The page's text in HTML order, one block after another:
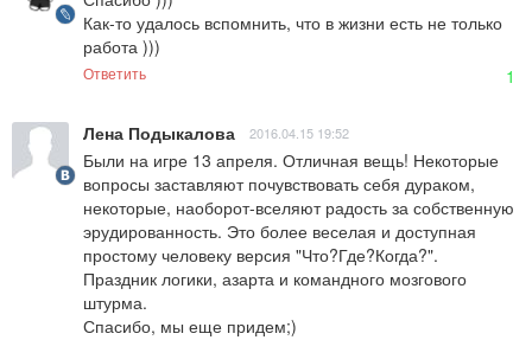
Как-то удалось вспомнить, что в жизни есть не только
работа )))
Ответить 1
Лена Подыкалова 2016.04.15 19:52
Были на игре 13 апреля. Отличная вещь! Некоторые
вопросы заставляют почувствовать себя дураком,
некоторые, наоборот-вселяют радость за собственную
эрудированность. Это более веселая и доступная
простому человеку версия "Что?Где?Когда?".
Праздник логики, азарта и командного мозгового
штурма.
Спасибо, мы еще придем;)